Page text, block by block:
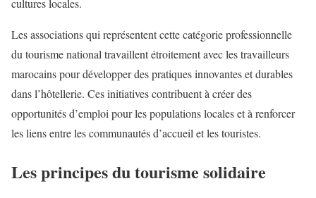
cultures locales.
Les associations qui représentent cette catégorie professionnelle
du tourisme national travaillent étroitement avec les travailleurs
marocains pour développer des pratiques innovantes et durables
dans l’hôtellerie. Ces initiatives contribuent à créer des
opportunités d’emploi pour les populations locales et à renforcer
les liens entre les communautés d’accueil et les touristes.
Les principes du tourisme solidaire